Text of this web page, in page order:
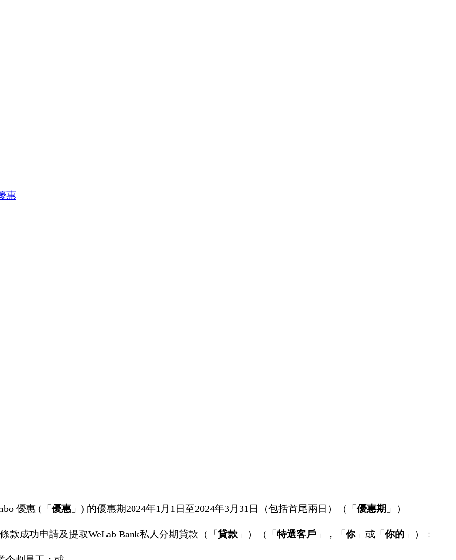
惠
優惠 (「 優惠 」) 的優惠期2024年1月1日至2024年3月31日（包括首尾兩日）（「 優惠期 」）
成功申請及提取WeLab Bank私人分期貸款（「 貸款 」）（「 特選客戶 」，「你」或「你的 」）：